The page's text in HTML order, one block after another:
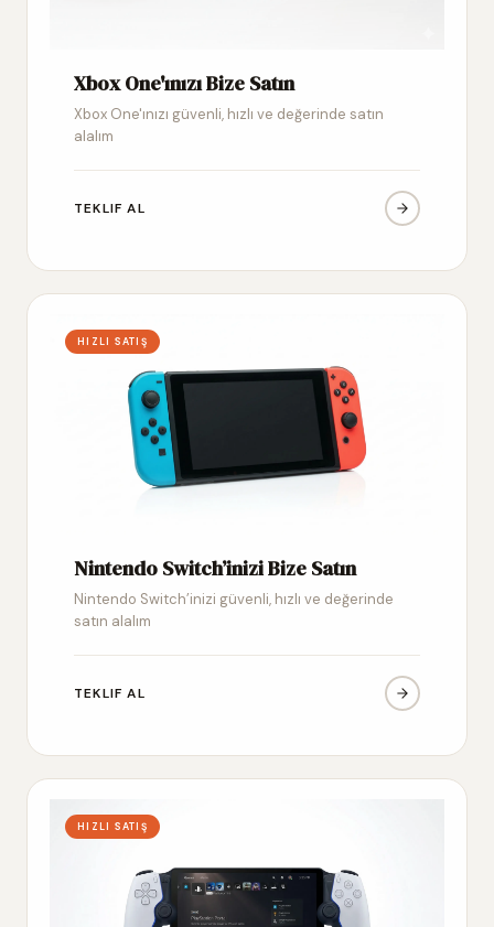
Xbox One'ınızı Bize Satın
Xbox One'ınızı güvenli, hızlı ve değerinde satın
alalım
TEKLIF AL
HIZLI SATIŞ
Nintendo Switch’inizi Bize Satın
Nintendo Switch’inizi güvenli, hızlı ve değerinde
satın alalım
TEKLIF AL
HIZLI SATIŞ